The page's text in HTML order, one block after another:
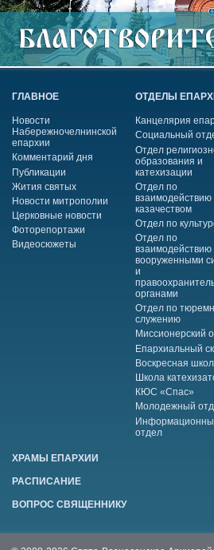
ГЛАВНОЕ
Новости
Набережночелнинской
епархии
Комментарий дня
Публикации
Жития святых
Новости митрополии
Церковные новости
Фоторепортажи
Видеосюжеты
ОТДЕЛЫ
Канцелярия
Социальный
Отдел
образования и
катехизации
Отдел по
взаимодействию
казачеством
Отдел по
Отдел по
взаимодействию
вооруженными
и
органами
Отдел по
служению
Миссионерский
Епархиальный
Воскресная
Школа
КЮС «Спас»
Молодежный
отдел
ХРАМЫ ЕПАРХИИ
РАСПИСАНИЕ
ВОПРОС СВЯЩЕННИКУ